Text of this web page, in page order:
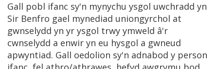
Gall pobl ifanc sy'n mynychu ysgol uwchradd yn
Sir Benfro gael mynediad uniongyrchol at
gwnselydd yn yr ysgol trwy ymweld â'r
cwnselydd a enwir yn eu hysgol a gwneud
apwyntiad. Gall oedolion sy'n adnabod y person